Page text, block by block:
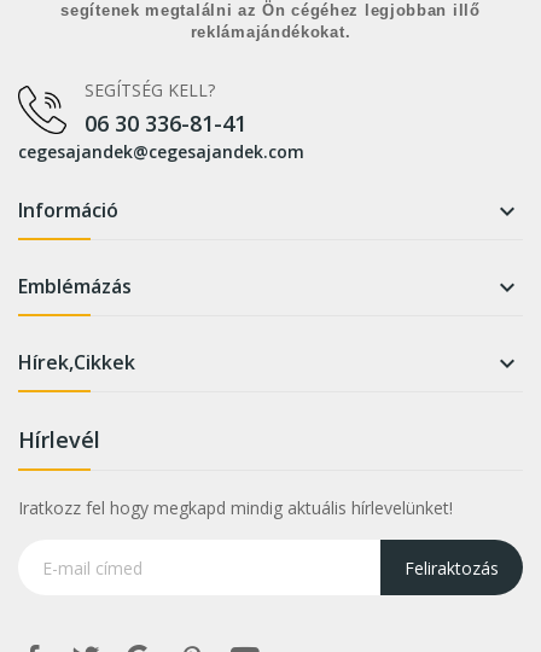
segítenek megtalálni az Ön cégéhez legjobban illő
reklámajándékokat.
SEGÍTSÉG KELL?
06 30 336-81-41
cegesajandek@cegesajandek.com
Információ 
Emblémázás 
Hírek,Cikkek 
Hírlevél
Iratkozz fel hogy megkapd mindig aktuális hírlevelünket!
Feliraktozás